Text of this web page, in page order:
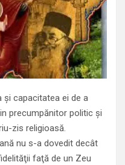
şi capacitatea ei de a
precumpănitor politic şi
zis religioasă.
nu s-a dovedit decât
faţă de un Zeu